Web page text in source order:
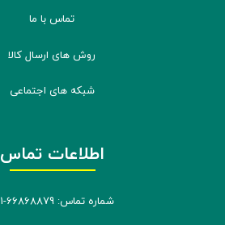
شماره تماس: 66868879-021
تماس با ما
روش های ارسال کالا
شبکه های اجتماعی
اطلاعات تماس